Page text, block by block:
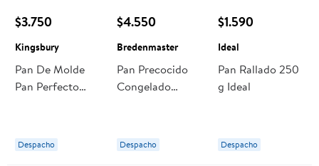
$3.750
Kingsbury
Pan De Molde
Pan Perfecto
Despacho
$4.550
Bredenmaster
Pan Precocido
Congelado
Bredenmaster
Despacho
$1.590
Ideal
Pan Rallado 250
g Ideal
Despacho